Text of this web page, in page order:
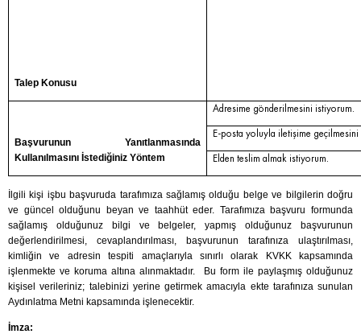
Talep Konusu
Başvurunun Yanıtlanmasında
Kullanılmasını İstediğiniz Yöntem
Adresime gönderilmesini istiyorum.
E-posta yoluyla iletişime
Elden teslim almak istiyorum.
İlgili kişi işbu başvuruda tarafımıza sağlamış olduğu belge ve bilgilerin doğru
ve güncel olduğunu beyan ve taahhüt eder. Tarafımıza başvuru formunda
sağlamış olduğunuz bilgi ve belgeler, yapmış olduğunuz başvurunun
değerlendirilmesi, cevaplandırılması, başvurunun tarafınıza ulaştırılması,
kimliğin ve adresin tespiti amaçlarıyla sınırlı olarak KVKK kapsamında
işlenmekte ve koruma altına alınmaktadır. Bu form ile paylaşmış olduğunuz
kişisel verileriniz; talebinizi yerine getirmek amacıyla ekte tarafınıza sunulan
Aydınlatma Metni kapsamında işlenecektir.
İmza: